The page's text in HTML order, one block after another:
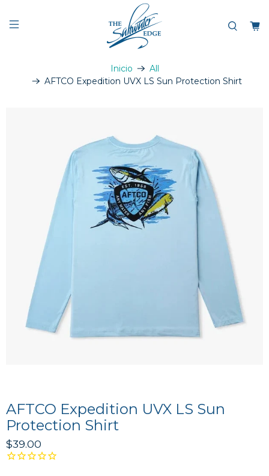
Inicio
All
AFTCO Expedition UVX LS Sun Protection Shirt
AFTCO Expedition UVX LS Sun
Protection Shirt
$39.00